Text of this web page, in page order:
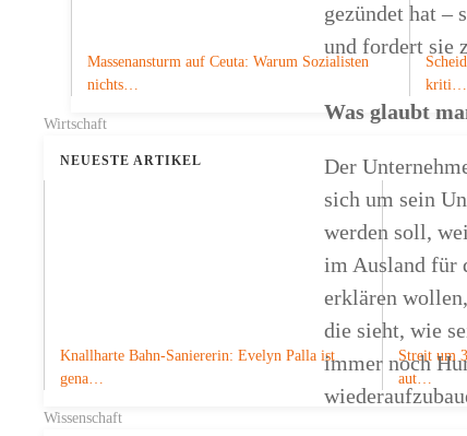
Massenansturm auf Ceuta: Warum Sozialisten
nichts…
kriti…
Wirtschaft
NEUESTE ARTIKEL
Knallharte Bahn-Saniererin: Evelyn Palla ist
gena…
Streit um
aut…
Wissenschaft
gezündet hat –
und fordert sie
Was glaubt
Der
sich um sein
werden soll,
im Ausland für
erklären
die sieht, wie
immer noch